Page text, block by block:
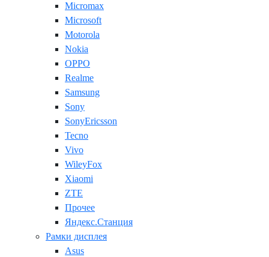
Micromax
Microsoft
Motorola
Nokia
OPPO
Realme
Samsung
Sony
SonyEricsson
Tecno
Vivo
WileyFox
Xiaomi
ZTE
Прочее
Яндекс.Станция
Рамки дисплея
Asus